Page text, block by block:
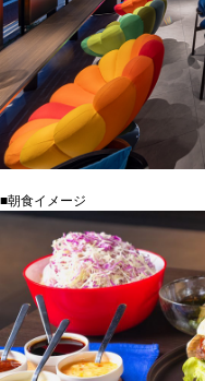
■朝食イメージ